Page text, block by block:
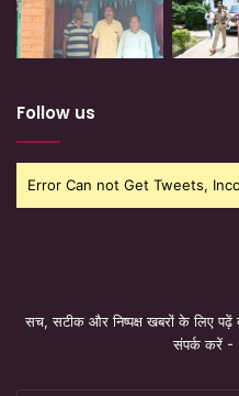
Follow us
Error Can not Get Tweets,
सच, सटीक और निष्पक्ष खबरों के लिए
संपर्क करें -